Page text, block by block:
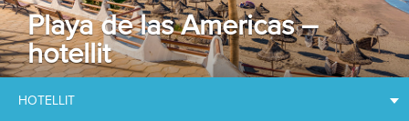
Playa de las Americas –
hotellit
HOTELLIT